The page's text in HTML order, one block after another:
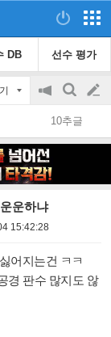
DB 선수 평가
공
지
on/off
검
색
글
쓰
10추글
운하냐
15:42:28
어지는건 ㅋㅋ
경 판수 많지도 않